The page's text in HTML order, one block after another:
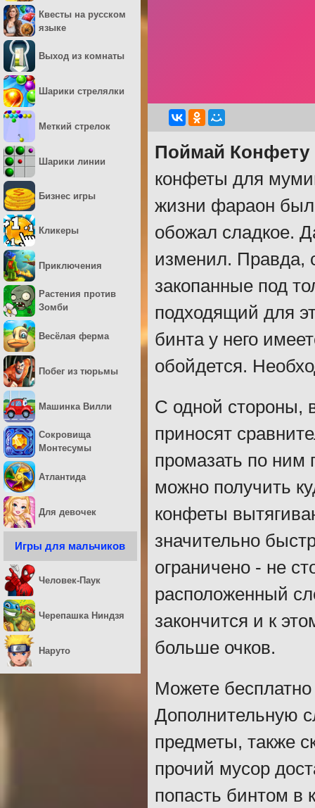
Поймай Конфету
конфеты для
жизни фараон был
обожал сладкое.
изменил. Правда,
закопанные под
подходящий для
бинта у него
обойдется.
С одной стороны,
приносят
промазать по ним
можно получить
конфеты
значительно
ограничено - не
расположенный
закончится и к
больше очков.
Можете
Дополнительную
предметы, также
прочий мусор
попасть бинтом в
Квесты на русском
языке
Выход из комнаты
Шарики стрелялки
Меткий стрелок
Шарики линии
Бизнес игры
Кликеры
Приключения
Растения против
Зомби
Весёлая ферма
Побег из тюрьмы
Машинка Вилли
Сокровища
Монтесумы
Атлантида
Для девочек
Игры для мальчиков
Человек-Паук
Черепашка Ниндзя
Наруто